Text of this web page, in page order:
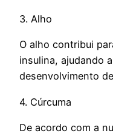
3. Alho
O alho contribui
insulina, ajudando
desenvolvimento
4. Cúrcuma
De acordo com a